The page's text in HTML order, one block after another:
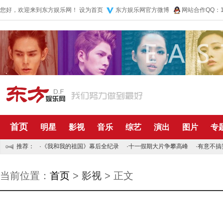
您好，欢迎来到东方娱乐网！ 设为首页 东方娱乐网官方微博 网站合作QQ
首页 明星 影视 音乐 综艺 演出 图片 专
推荐： · 《我和我的祖国》幕后全纪录 ·十一假期大片争攀高峰 ·有意不搞
当前位置： 首页 > 影视 > 正文